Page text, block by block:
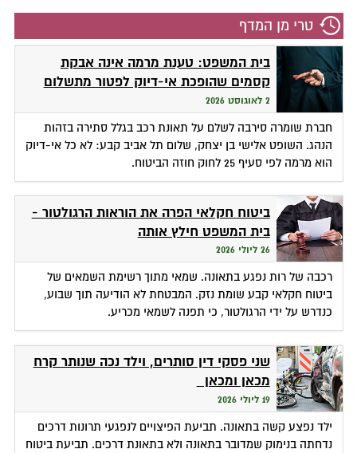
טרי מן המדף
בית המשפט: טענת מרמה אינה אבקת
קסמים שהופכת אי-דיוק לפטור מתשלום
2 לאוגוסט 2026
חברת שומרה סירבה לשלם על תאונת רכב בגלל סתירה בזהות
הנהג. השופט אלישי בן יצחק, שלום תל אביב קבע: לא כל אי-דיוק
הוא מרמה לפי סעיף 25 לחוק חוזה הביטוח.
ביטוח חקלאי הפרה את הוראות הרגולטור -
בית המשפט חילץ אותה
26 ליולי 2026
רכבה של רות נפגע בתאונה. שמאי מתוך רשימת השמאים של
ביטוח חקלאי קבע שומת נזק. המבטחת לא הודיעה תוך שבוע,
כנדרש על ידי הרגולטור, כי תפנה לשמאי מכריע.
שני פסקי דין סותרים, וילד נכה שנותר קרח
מכאן ומכאן
19 ליולי 2026
ילד נפצע קשה בתאונה. תביעת הפיצויים לנפגעי תרונות דרכים
נדחתה בנימוק שמדובר בתאונה ולא בתאונת דרכים. תביעת ביטוח